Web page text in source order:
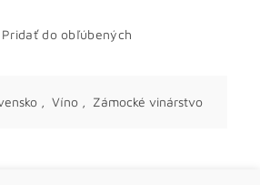
Pridať do obľúbených
, Víno , Zámocké vinárstvo